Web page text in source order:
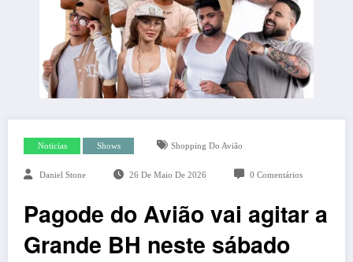
Noticias Shows Shopping Do Avião
Daniel Stone 26 De Maio De 2026 0 Comentários
Pagode do Avião vai agitar a
Grande BH neste sábado